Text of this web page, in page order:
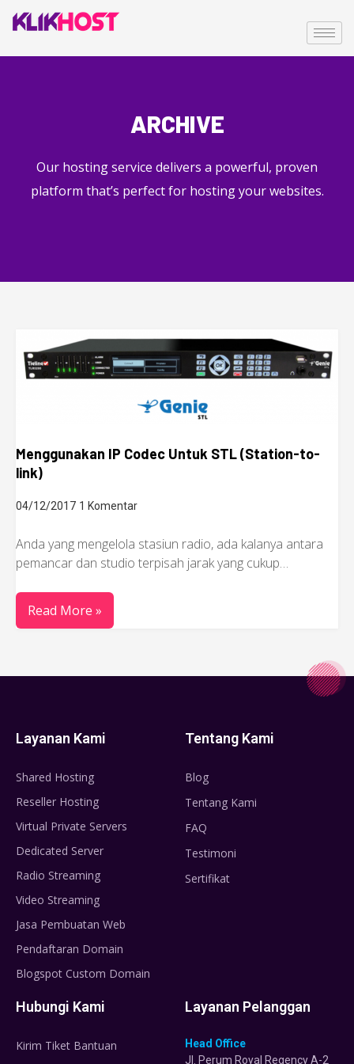
ARCHIVE
Our hosting service delivers a powerful, proven
platform that’s perfect for hosting your websites.
Menggunakan IP Codec Untuk STL (Station-to-
link)
04/12/2017 1 Komentar
Anda yang mengelola stasiun radio, ada kalanya antara
pemancar dan studio terpisah jarak yang cukup…
Read More »
Layanan Kami
Shared Hosting
Reseller Hosting
Virtual Private Servers
Dedicated Server
Radio Streaming
Video Streaming
Jasa Pembuatan Web
Pendaftaran Domain
Blogspot Custom Domain
Tentang Kami
Blog
Tentang Kami
FAQ
Testimoni
Sertifikat
Hubungi Kami
Kirim Tiket Bantuan
Layanan Pelanggan
Head Office
Jl. Perum Royal Regency A-2